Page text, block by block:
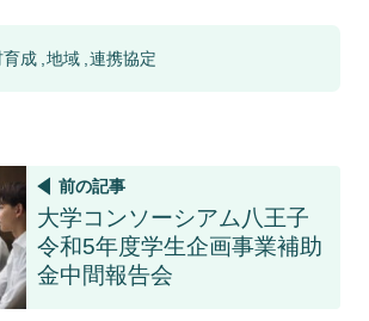
育成 地域 連携協定
前の記事
大学コンソーシアム八王子
令和5年度学生企画事業補助
金中間報告会